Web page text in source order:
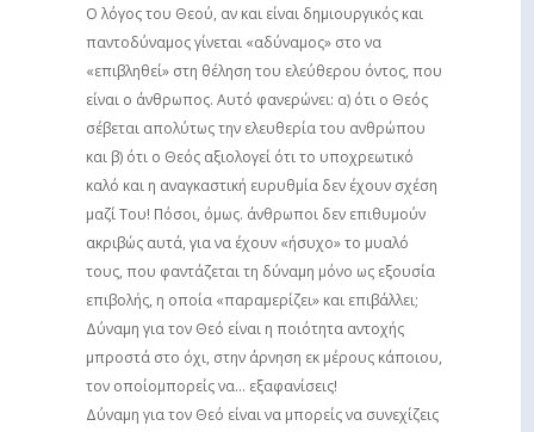
Ο λόγος του Θεού, αν και είναι δημιουργικός και
παντοδύναμος γίνεται «αδύναμος» στο να
«επιβληθεί» στη θέληση του ελεύθερου όντος, που
είναι ο άνθρωπος. Αυτό φανερώνει: α) ότι ο Θεός
σέβεται απολύτως την ελευθερία του ανθρώπου
και β) ότι ο Θεός αξιολογεί ότι το υποχρεωτικό
καλό και η αναγκαστική ευρυθμία δεν έχουν σχέση
μαζί Του! Πόσοι, όμως. άνθρωποι δεν επιθυμούν
ακριβώς αυτά, για να έχουν «ήσυχο» το μυαλό
τους, που φαντάζεται τη δύναμη μόνο ως εξουσία
επιβολής, η οποία «παραμερίζει» και επιβάλλει;
Δύναμη για τον Θεό είναι η ποιότητα αντοχής
μπροστά στο όχι, στην άρνηση εκ μέρους κάποιου,
τον οποίομπορείς να… εξαφανίσεις!
Δύναμη για τον Θεό είναι να μπορείς να συνεχίζεις